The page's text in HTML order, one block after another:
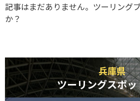
記事はまだありません。ツーリング
か？
兵庫県
ツーリングスポ